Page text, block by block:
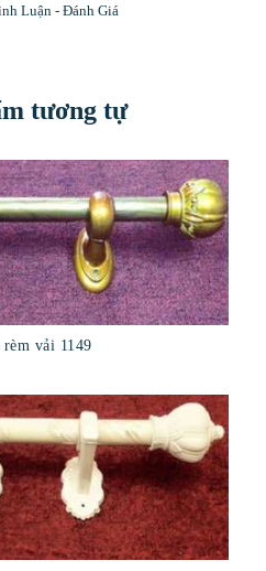
Luận - Đánh Giá
tương tự
rèm vải 1149